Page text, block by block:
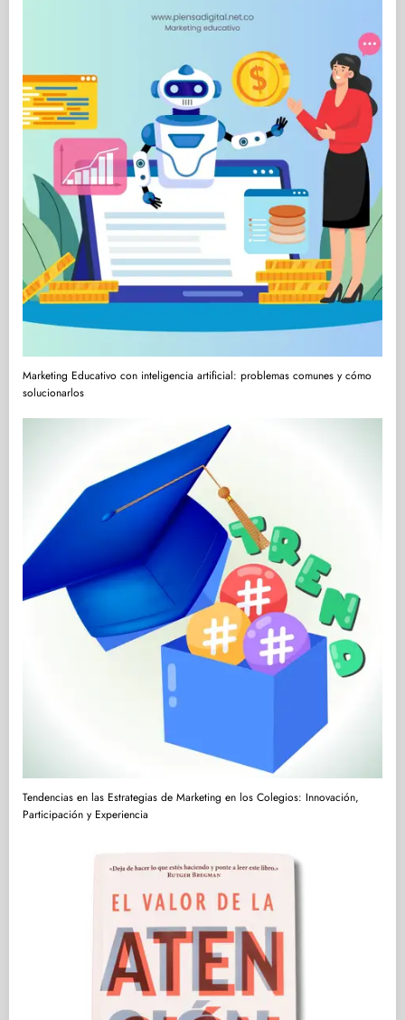
Marketing Educativo con inteligencia artificial: problemas comunes y cómo
solucionarlos
Tendencias en las Estrategias de Marketing en los Colegios: Innovación,
Participación y Experiencia